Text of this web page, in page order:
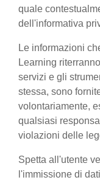
quale
dell'informativa
Le informazioni
Learning
servizi e gli
stessa, sono
volontariamente,
qualsiasi
violazioni delle
Spetta all'utente
l'immissione di